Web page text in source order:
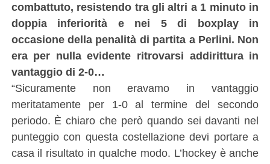
combattuto, resistendo tra gli altri a 1 minuto in
doppia inferiorità e nei 5 di boxplay in
occasione della penalità di partita a Perlini. Non
era per nulla evidente ritrovarsi addirittura in
vantaggio di 2-0…
“Sicuramente non eravamo in vantaggio
meritatamente per 1-0 al termine del secondo
periodo. È chiaro che però quando sei davanti nel
punteggio con questa costellazione devi portare a
casa il risultato in qualche modo. L’hockey è anche